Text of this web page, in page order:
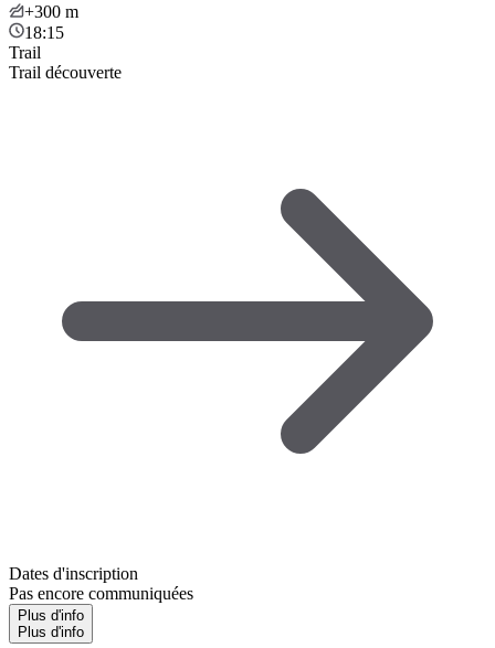
+300 m
18:15
Trail
Trail découverte
Dates d'inscription
Pas encore communiquées
Plus d'info
Plus d'info